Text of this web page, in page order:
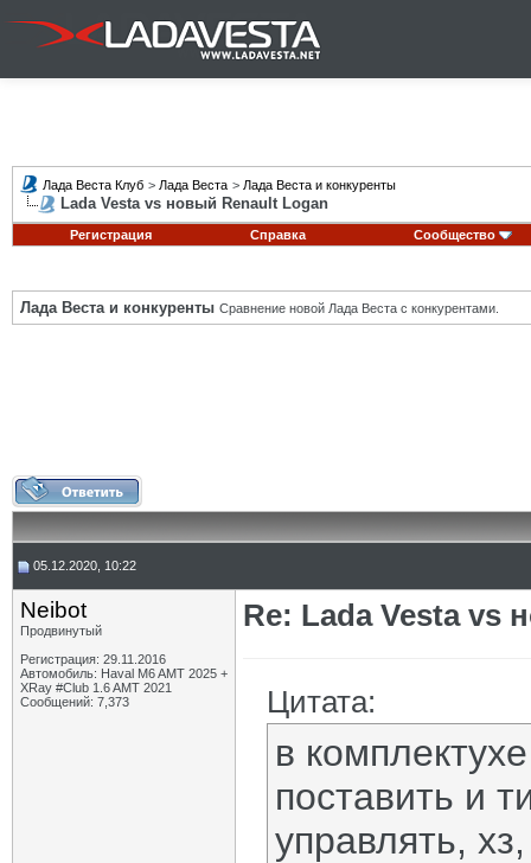
Лада Веста Клуб > Лада Веста > Лада Веста и конкуренты
Lada Vesta vs новый Renault Logan
Регистрация Справка Сообщество
Лада Веста и конкуренты Сравнение новой Лада Веста с конкурентами.
05.12.2020, 10:22
Neibot
Продвинутый
Регистрация: 29.11.2016
Автомобиль: Haval M6 AMT 2025 +
XRay #Club 1.6 AMT 2021
Сообщений: 7,373
Re: Lada Vesta vs
Цитата:
в
поставить и
управлять,